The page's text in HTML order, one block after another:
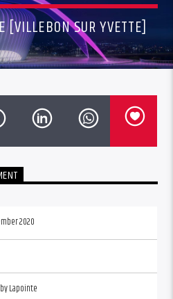
[VILLEBON SUR YVETTE]
2020
Lapointe